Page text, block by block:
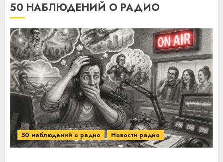
50 НАБЛЮДЕНИЙ О РАДИО
50 наблюдений о радио Новости радио